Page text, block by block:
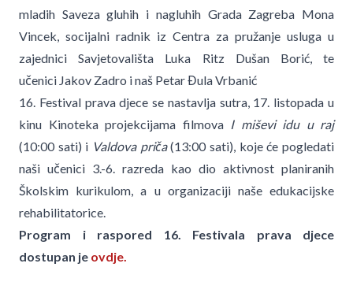
mladih Saveza gluhih i nagluhih Grada Zagreba Mona
Vincek, socijalni radnik iz Centra za pružanje usluga u
zajednici Savjetovališta Luka Ritz Dušan Borić, te
učenici Jakov Zadro i naš Petar Đula Vrbanić
16. Festival prava djece se nastavlja sutra, 17. listopada u
kinu Kinoteka projekcijama filmova I miševi idu u raj
(10:00 sati) i Valdova priča(13:00 sati), koje će pogledati
naši učenici 3.-6. razreda kao dio aktivnost planiranih
Školskim kurikulom, a u organizaciji naše edukacijske
rehabilitatorice.
Program i raspored 16. Festivala prava djece
dostupan je ovdje.